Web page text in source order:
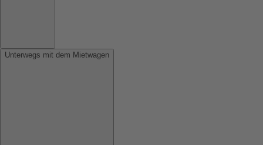
Unterwegs mit dem Mietwagen